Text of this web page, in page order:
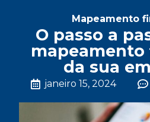
Mapeamento
O passo a
da sua
janeiro 15, 2024